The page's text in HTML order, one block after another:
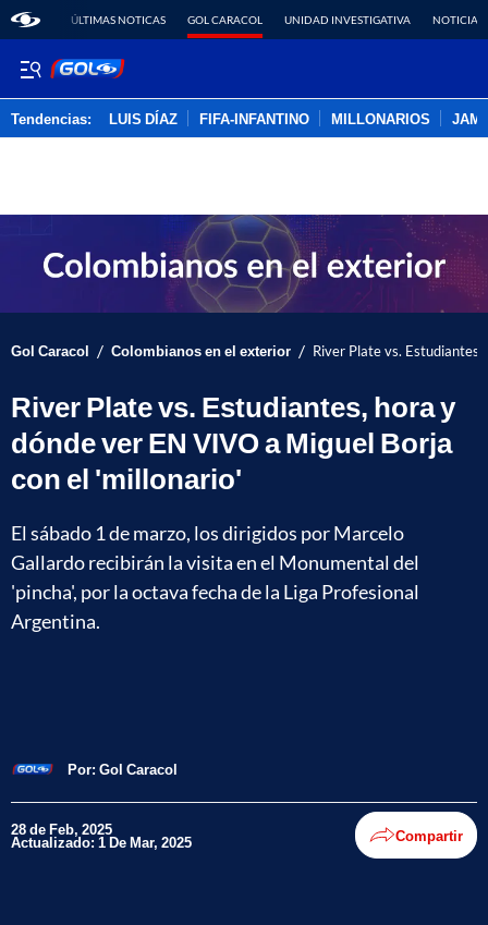
ÚLTIMAS NOTICAS GOL CARACOL UNIDAD INVESTIGATIVA NOTICIAS
Tendencias: LUIS DÍAZ FIFA-INFANTINO MILLONARIOS
Gol Caracol / Colombianos en el exterior / River Plate vs.
River Plate vs. Estudiantes, hora y
dónde ver EN VIVO a Miguel Borja
con el 'millonario'
El sábado 1 de marzo, los dirigidos por Marcelo
Gallardo recibirán la visita en el Monumental del
'pincha', por la octava fecha de la Liga Profesional
Argentina.
Por: Gol Caracol
28 de Feb, 2025
Actualizado: 1 De Mar, 2025 Compartir